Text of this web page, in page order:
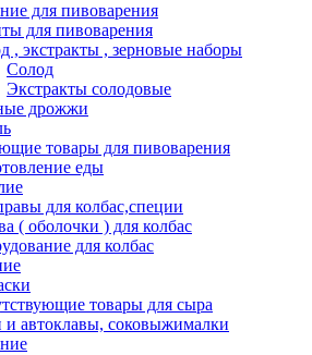
для пивоварения
для пивоварения
, экстракты , зерновые наборы
Солод
Экстракты солодовые
дрожжи
товары для пивоварения
еды
для колбас,специи
( оболочки ) для колбас
для колбас
товары для сыра
и автоклавы, соковыжималки